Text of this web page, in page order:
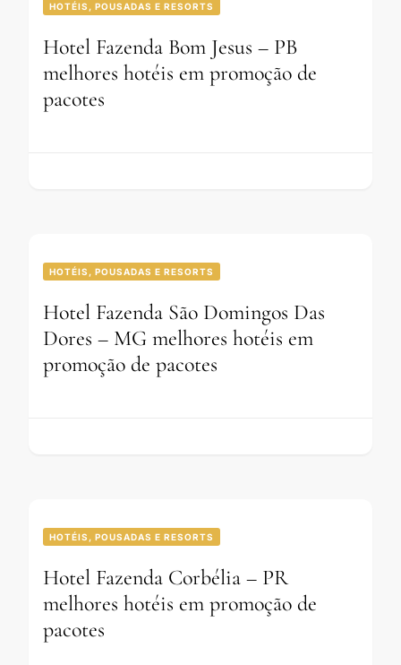
HOTÉIS, POUSADAS E RESORTS
Hotel Fazenda Bom Jesus – PB
melhores hotéis em promoção de
pacotes
HOTÉIS, POUSADAS E RESORTS
Hotel Fazenda São Domingos Das
Dores – MG melhores hotéis em
promoção de pacotes
HOTÉIS, POUSADAS E RESORTS
Hotel Fazenda Corbélia – PR
melhores hotéis em promoção de
pacotes